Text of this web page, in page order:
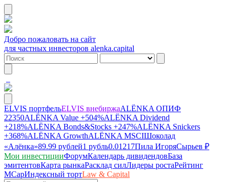
Добро пожаловать на сайт
для частных инвесторов alenka.capital
ELVIS портфельELVIS внебиржаALЁNKA ОПИФ
22350ALЁNKA Value +504%ALЁNKA Dividend
+218%ALЁNKA Bonds&Stocks +247%ALЁNKA Snickers
+368%ALЁNKA GrowthALЁNKA MSCIШоколад
«Алёнка»89.99 рублей1 рубль0.01217Пила ИгоряСырьев ₽
Мои инвестицииФорумКалендарь дивидендовБаза
эмитентовКарта рынкаРасклад силЛидеры ростаРейтинг
MCapИндексный тортLaw & Capital